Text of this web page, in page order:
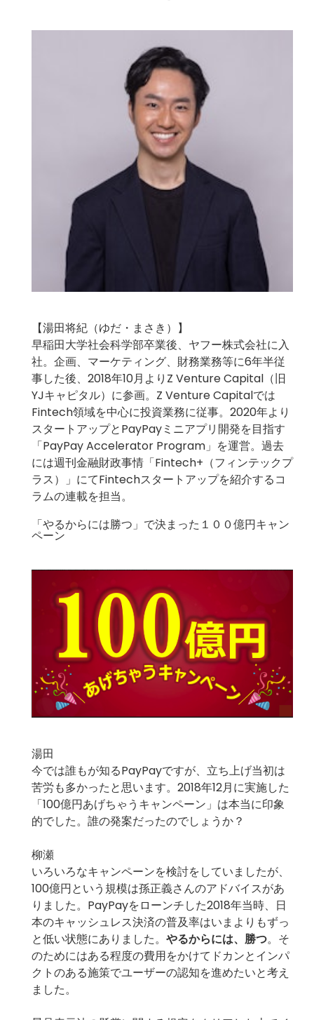
【湯田将紀（ゆだ・まさき）】
早稲田大学社会科学部卒業後、ヤフー株式会社に入
社。企画、マーケティング、財務業務等に6年半従
事した後、2018年10月よりZ Venture Capital（旧
YJキャピタル）に参画。Z Venture Capitalでは
Fintech領域を中心に投資業務に従事。2020年より
スタートアップとPayPayミニアプリ開発を目指す
「PayPay Accelerator Program」を運営。過去
には週刊金融財政事情「Fintech+（フィンテックプ
ラス）」にてFintechスタートアップを紹介するコ
ラムの連載を担当。
「やるからには勝つ」で決まった１００億円キャン
ペーン
湯田
今では誰もが知るPayPayですが、立ち上げ当初は
苦労も多かったと思います。2018年12月に実施した
「100億円あげちゃうキャンペーン」は本当に印象
的でした。誰の発案だったのでしょうか？
柳瀬
いろいろなキャンペーンを検討をしていましたが、
100億円という規模は孫正義さんのアドバイスがあ
りました。PayPayをローンチした2018年当時、日
本のキャッシュレス決済の普及率はいまよりもずっ
と低い状態にありました。 やるからには、勝つ。そ
のためにはある程度の費用をかけてドカンとインパ
クトのある施策でユーザーの認知を進めたいと考え
ました。